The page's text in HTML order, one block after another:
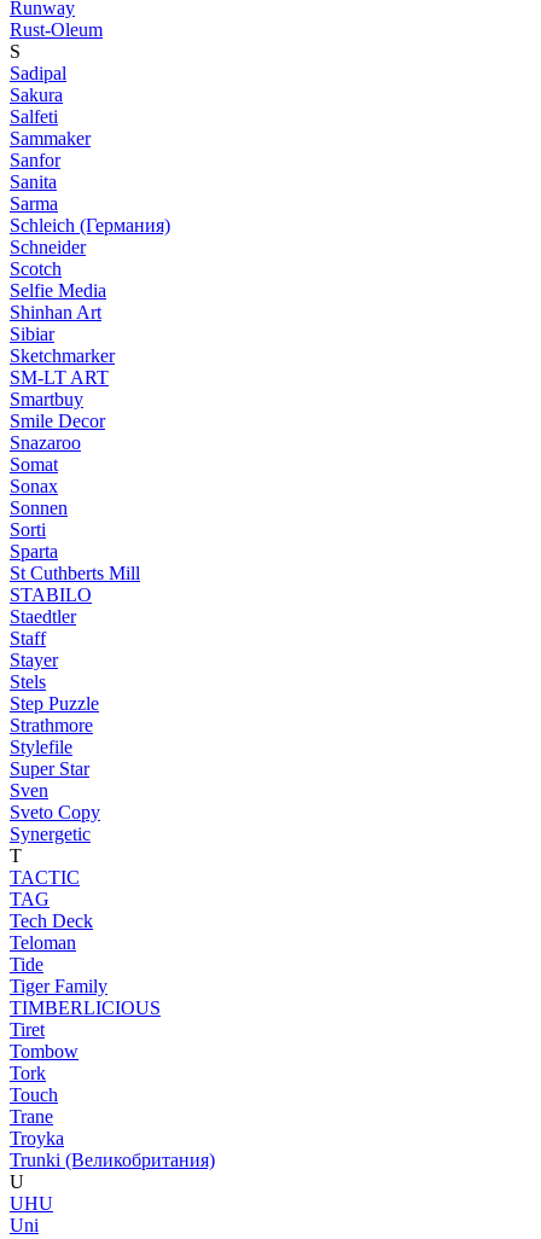
Runway
Rust-Oleum
S
Sadipal
Sakura
Salfeti
Sammaker
Sanfor
Sanita
Sarma
Schleich (Германия)
Schneider
Scotch
Selfie Media
Shinhan Art
Sibiar
Sketchmarker
SM-LT ART
Smartbuy
Smile Decor
Snazaroo
Somat
Sonax
Sonnen
Sorti
Sparta
St Cuthberts Mill
STABILO
Staedtler
Staff
Stayer
Stels
Step Puzzle
Strathmore
Stylefile
Super Star
Sven
Sveto Copy
Synergetic
T
TACTIC
TAG
Tech Deck
Teloman
Tide
Tiger Family
TIMBERLICIOUS
Tiret
Tombow
Tork
Touch
Trane
Troyka
Trunki (Великобритания)
U
UHU
Uni